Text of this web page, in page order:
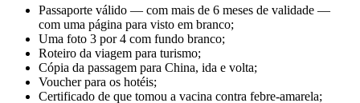
Passaporte válido — com mais de 6 meses de validade —
com uma página para visto em branco;
Uma foto 3 por 4 com fundo branco;
Roteiro da viagem para turismo;
Cópia da passagem para China, ida e volta;
Voucher para os hotéis;
Certificado de que tomou a vacina contra febre-amarela;